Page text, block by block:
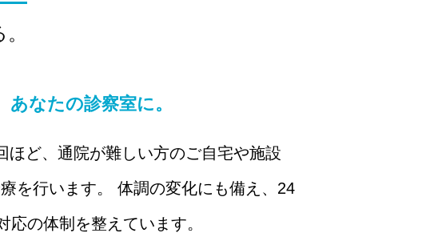
あなたの診察室に。
ほど、通院が難しい方のご自宅や施設
を行います。 体調の変化にも備え、24
応の体制を整えています。